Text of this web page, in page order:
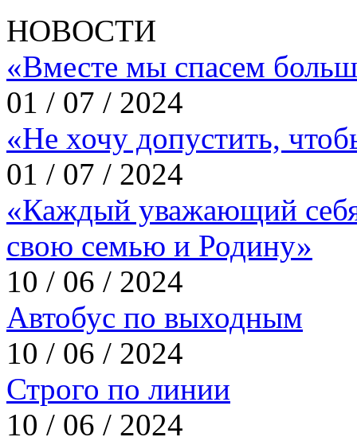
НОВОСТИ
«Вместе мы спасем
01 / 07 / 2024
«Не хочу допустить,
01 / 07 / 2024
«Каждый уважающий
свою семью и Родину»
10 / 06 / 2024
Автобус по выходным
10 / 06 / 2024
Строго по линии
10 / 06 / 2024